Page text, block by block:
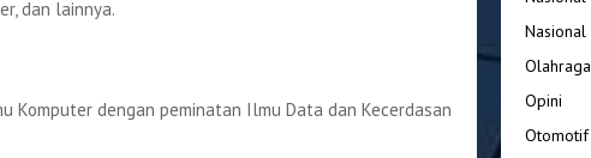
dan lainnya.
Komputer dengan peminatan Ilmu Data dan Kecerdasan
Nasional
Olahraga
Opini
Otomotif